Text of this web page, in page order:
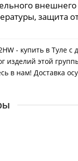
внешнего
защита
- купить в Туле
изделий этой
в нам! Доставка